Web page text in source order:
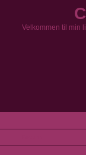
Velkommen til min